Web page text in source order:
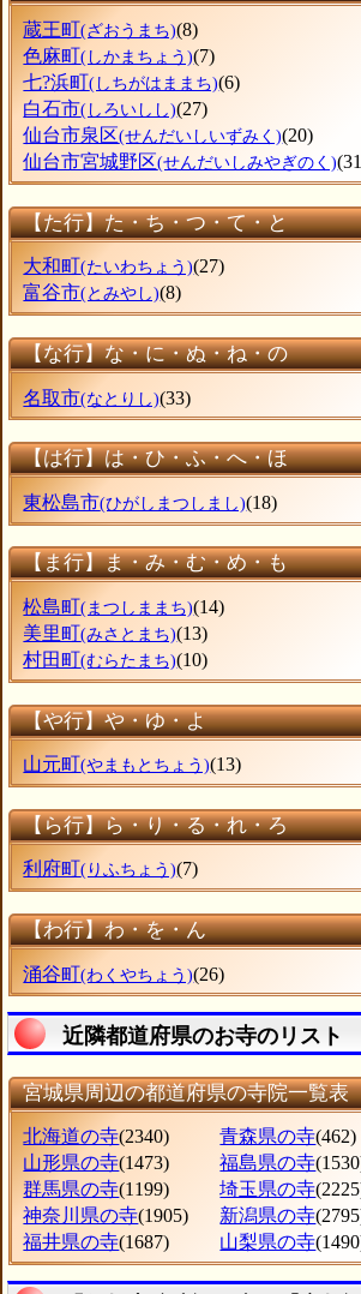
蔵王町(ざおうまち)(8)
色麻町(しかまちょう)(7)
七?浜町(しちがはままち)(6)
白石市(しろいしし)(27)
仙台市泉区(せんだいしいずみく)(20)
仙台市宮城野区(せんだいしみやぎのく)
【た行】た・ち・つ・て・と
大和町(たいわちょう)(27)
富谷市(とみやし)(8)
【な行】な・に・ぬ・ね・の
名取市(なとりし)(33)
【は行】は・ひ・ふ・へ・ほ
東松島市(ひがしまつしまし)(18)
【ま行】ま・み・む・め・も
松島町(まつしままち)(14)
美里町(みさとまち)(13)
村田町(むらたまち)(10)
【や行】や・ゆ・よ
山元町(やまもとちょう)(13)
【ら行】ら・り・る・れ・ろ
利府町(りふちょう)(7)
【わ行】わ・を・ん
涌谷町(わくやちょう)(26)
近隣都道府県のお寺のリスト
宮城県周辺の都道府県の寺院一覧表
北海道の寺(2340) 青森県の寺(462)
山形県の寺(1473) 福島県の寺
群馬県の寺(1199) 埼玉県の寺
神奈川県の寺(1905) 新潟県の寺
福井県の寺(1687) 山梨県の寺